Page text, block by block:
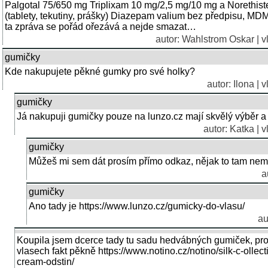
Palgotal 75/650 mg Triplixam 10 mg/2,5 mg/10 mg a
(tablety, tekutiny, prášky) Diazepam valium bez předpisu,
ta zpráva se pořád ořezává a nejde smazat…
autor: Wahlstrom Oskar
|
gumičky
Kde nakupujete pěkné gumky pro své holky?
autor: Ilona |
gumičky
Já nakupuji gumičky pouze na lunzo.cz mají skvělý výběr
autor: Katka |
gumičky
Můžeš mi sem dát prosím přímo odkaz, nějak to tam
gumičky
Ano tady je https://www.lunzo.cz/gumicky-do-vlasu/
Koupila jsem dcerce tady tu sadu hedvábných gumiček,
vlasech fakt pěkně https://www.notino.cz/notino/silk-c-
cream-odstin/